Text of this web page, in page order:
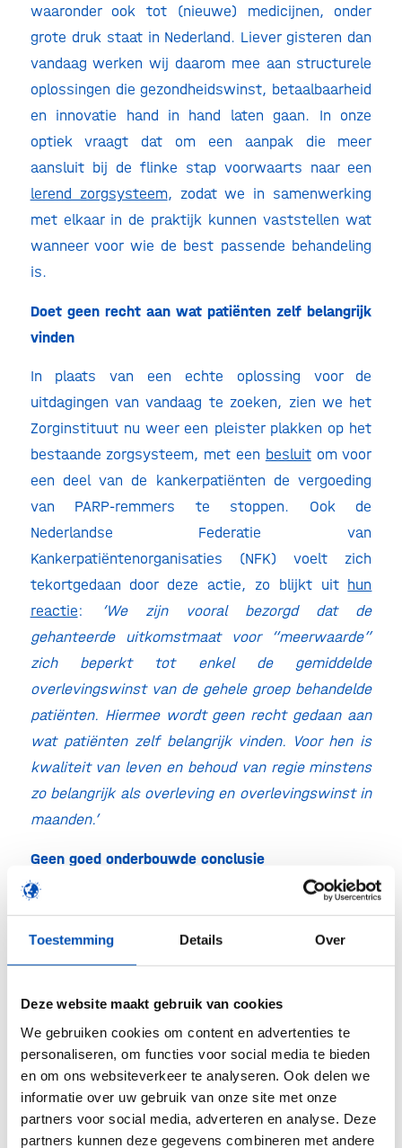
Toestemming Details Over
Deze website maakt gebruik van cookies
We gebruiken cookies om content en advertenties te
personaliseren, om functies voor social media te bieden
en om ons websiteverkeer te analyseren. Ook delen we
informatie over uw gebruik van onze site met onze
partners voor social media, adverteren en analyse. Deze
partners kunnen deze gegevens combineren met andere
waaronder ook tot (nieuwe) medicijnen, onder
grote druk staat in Nederland. Liever gisteren dan
vandaag werken wij daarom mee aan structurele
oplossingen die gezondheidswinst, betaalbaarheid
en innovatie hand in hand laten gaan. In onze
optiek vraagt dat om een aanpak die meer
aansluit bij de flinke stap voorwaarts naar een
lerend zorgsysteem, zodat we in samenwerking
met elkaar in de praktijk kunnen vaststellen wat
wanneer voor wie de best passende behandeling
is.
Doet geen recht aan wat patiënten zelf belangrijk
vinden
In plaats van een echte oplossing voor de
uitdagingen van vandaag te zoeken, zien we het
Zorginstituut nu weer een pleister plakken op het
bestaande zorgsysteem, met een besluitom voor
een deel van de kankerpatiënten de vergoeding
van PARP-remmers te stoppen. Ook de
Nederlandse Federatie van
Kankerpatiëntenorganisaties (NFK) voelt zich
tekortgedaan door deze actie, zo blijkt uit hun
reactie:
‘We zijn vooral bezorgd dat de
gehanteerde uitkomstmaat voor “meerwaarde”
zich beperkt tot enkel de gemiddelde
overlevingswinst van de gehele groep behandelde
patiënten. Hiermee wordt geen recht gedaan aan
wat patiënten zelf belangrijk vinden. Voor hen is
kwaliteit van leven en behoud van regie minstens
zo belangrijk als overleving en overlevingswinst in
maanden.’
Geen goed onderbouwde conclusie
In de praktijk ziet NFK wel degelijk patiënten die
gehaald zijn. De gemiddelden uit klinische studies
deel van het verhaal. Volgens het NFK zegt het
besluit van ZIN iets over de manier waarop zij naar
de waarde van behandelopties kijken. De
uitkomst van de huidige herbeoordeling had,
gebaseerd op de nieuwe data namelijk ook kunnen
zijn dat er geen goed onderbouwde conclusie